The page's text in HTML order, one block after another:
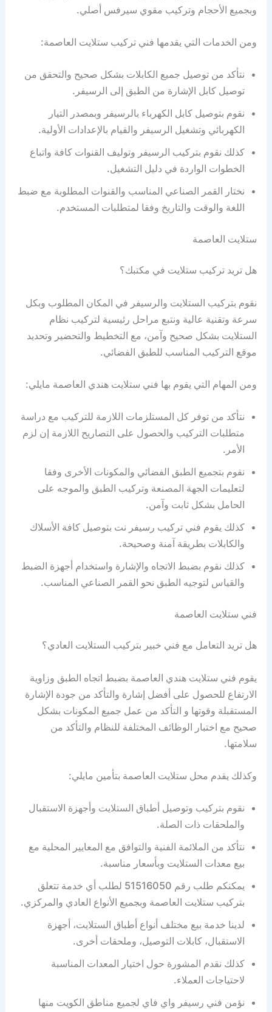
وبجميع الأحجام وتركيب مقوي سيرفس أصلي.
ومن الخدمات التي يقدمها فني تركيب ستلايت العاصمة:
نتأكد من توصيل جميع الكابلات بشكل صحيح والتحقق من
توصيل كابل الإشارة من الطبق إلى الرسيفر.
نقوم بتوصيل كابل الكهرباء بالرسيفر وبمصدر التيار
الكهربائي وتشغيل الرسيفر والقيام بالإعدادات الأولية.
كذلك نقوم بتركيب الرسيفر وتوليف القنوات كافة واتباع
الخطوات الواردة في دليل التشغيل.
نختار القمر الصناعي المناسب والقنوات المطلوبة مع ضبط
اللغة والوقت والتاريخ وفقا لمتطلبات المستخدم.
ستلايت العاصمة
هل تريد تركيب ستلايت في مكتبك؟
نقوم بتركيب الستلايت والرسيفر في المكان المطلوب وبكل
سرعة وتقنية عالية ونتبع مراحل رئيسية لتركيب نظام
الستلايت بشكل صحيح وآمن، مع التخطيط والتحضير وتحديد
موقع التركيب المناسب للطبق الفضائي.
ومن المهام التي يقوم بها فني ستلايت هندي العاصمة مايلي:
نتأكد من توفر كل المستلزمات اللازمة للتركيب مع دراسة
متطلبات التركيب والحصول على التصاريح اللازمة إن لزم
الأمر.
نقوم بتجميع الطبق الفضائي والمكونات الأخرى وفقا
لتعليمات الجهة المصنعة وتركيب الطبق والموجه على
الحامل بشكل ثابت وآمن.
كذلك يقوم فني تركيب رسيفر نت بتوصيل كافة الأسلاك
والكابلات بطريقة آمنة وصحيحة.
كذلك نقوم بضبط الاتجاه والإشارة واستخدام أجهزة الضبط
والقياس لتوجيه الطبق نحو القمر الصناعي المناسب.
فني ستلايت العاصمة
هل تريد التعامل مع فني خبير بتركيب الستلايت العادي؟
يقوم فني ستلايت هندي العاصمة بضبط اتجاه الطبق وزاوية
الارتفاع للحصول على أفضل إشارة والتأكد من جودة الإشارة
المستقبلة وقوتها و التأكد من عمل جميع المكونات بشكل
صحيح مع اختبار الوظائف المختلفة للنظام والتأكد من
سلامتها.
وكذلك يقدم محل ستلايت العاصمة بتأمين مايلي:
نقوم بتركيب وتوصيل أطباق الستلايت وأجهزة الاستقبال
والملحقات ذات الصلة.
نتأكد من الملائمة الفنية والتوافق مع المعايير المحلية مع
بيع معدات الستلايت وبأسعار مناسبة.
يمكنكم طلب رقم 51516050 لطلب أي خدمة تتعلق
بتركيب ستلايت العاصمة وبجميع الأنواع العادي والمركزي.
لدينا خدمة بيع مختلف أنواع أطباق الستلايت، أجهزة
الاستقبال، كابلات التوصيل، وملحقات أخرى.
كذلك نقدم المشورة حول اختيار المعدات المناسبة
لاحتياجات العملاء.
نؤمن فني رسيفر واي فاي لجميع مناطق الكويت منها